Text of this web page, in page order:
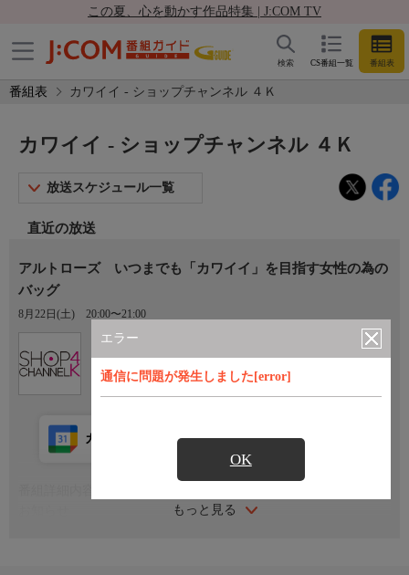
この夏、心を動かす作品特集 | J:COM TV
CS番組一覧 番組表
検索
番組表 カワイイ - ショップチャンネル ４Ｋ
エラー
通信に問題が発生しました[error]
OK
カワイイ - ショップチャンネル ４Ｋ
放送スケジュール一覧
直近の放送
アルトローズ いつまでも「カワイイ」を目指す女性の為の
バッグ
8月22日(土) 20:00〜21:00
Ch.430
ショップチャンネル ４Ｋ
もっと見る
カレンダー登録 アプリ視聴